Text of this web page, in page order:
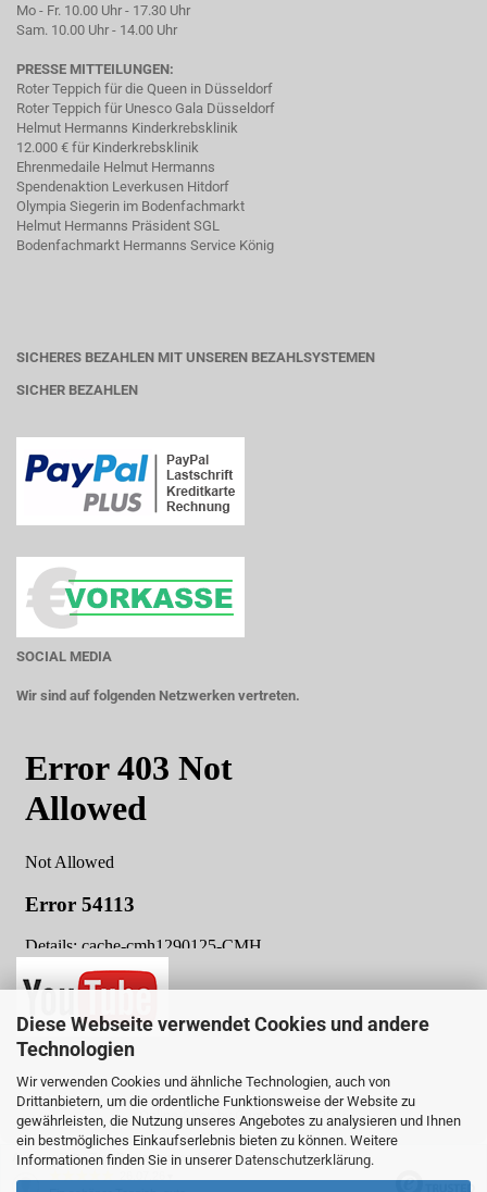
Diese Webseite verwendet Cookies und andere
Technologien
Wir verwenden Cookies und ähnliche Technologien, auch von
Drittanbietern, um die ordentliche Funktionsweise der Website zu
gewährleisten, die Nutzung unseres Angebotes zu analysieren und Ihnen
ein bestmögliches Einkaufserlebnis bieten zu können. Weitere
Informationen finden Sie in unserer Datenschutzerklärung.
Mo - Fr. 10.00 Uhr - 17.30 Uhr
Sam. 10.00 Uhr - 14.00 Uhr
PRESSE MITTEILUNGEN:
Roter Teppich für die Queen in Düsseldorf
Roter Teppich für Unesco Gala Düsseldorf
Helmut Hermanns Kinderkrebsklinik
12.000 € für Kinderkrebsklinik
Ehrenmedaile Helmut Hermanns
Spendenaktion Leverkusen Hitdorf
Olympia Siegerin im Bodenfachmarkt
Helmut Hermanns Präsident SGL
Bodenfachmarkt Hermanns Service König
SICHERES BEZAHLEN MIT UNSEREN BEZAHLSYSTEMEN
SICHER BEZAHLEN
SOCIAL MEDIA
Wir sind auf folgenden Netzwerken vertreten.
Online-Shopby Gambio.de © 2025
Ausgewählte Top-Bewertungen für www.teboshop.de